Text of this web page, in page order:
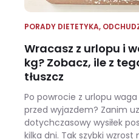
PORADY DIETETYKA,
Wracasz z urlopu i
kg? Zobacz, ile z
tłuszcz
Po powrocie z urlopu
przed wyjazdem? Zanim
dotychczasowy wysiłek
kilka dni. Tak szybki wzrost